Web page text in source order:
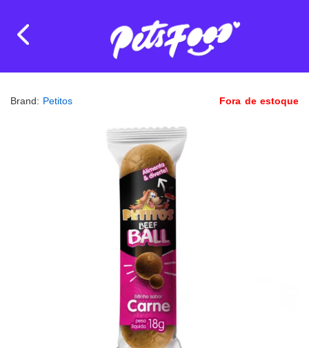
Brand: Petitos Fora de estoque